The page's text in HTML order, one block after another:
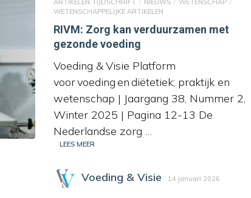
ARTIKELEN TIJDSCHRIFT NIEUWS
WETENSCHAP
WETENSCHAPPELIJKE ARTIKELEN
RIVM: Zorg kan verduurzamen met
gezonde voeding
Voeding & Visie Platform
voor voeding en diëtetiek; praktijk en
wetenschap | Jaargang 38, Nummer 2,
Winter 2025 | Pagina 12-13 De
Nederlandse zorg …
LEES MEER
Voeding & Visie 14 januari 2026